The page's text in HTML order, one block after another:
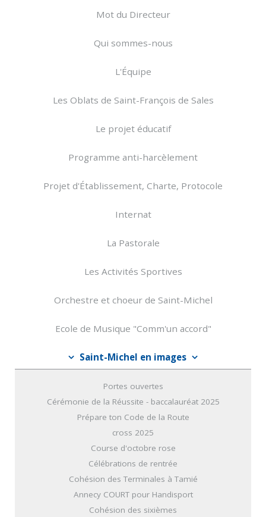
Mot du Directeur
Qui sommes-nous
L'Équipe
Les Oblats de Saint-François de Sales
Le projet éducatif
Programme anti-harcèlement
Projet d'Établissement, Charte, Protocole
Internat
La Pastorale
Les Activités Sportives
Orchestre et choeur de Saint-Michel
Ecole de Musique "Comm'un accord"
Saint-Michel en images
Portes ouvertes
Cérémonie de la Réussite - baccalauréat 2025
Prépare ton Code de la Route
cross 2025
Course d'octobre rose
Célébrations de rentrée
Cohésion des Terminales à Tamié
Annecy COURT pour Handisport
Cohésion des sixièmes